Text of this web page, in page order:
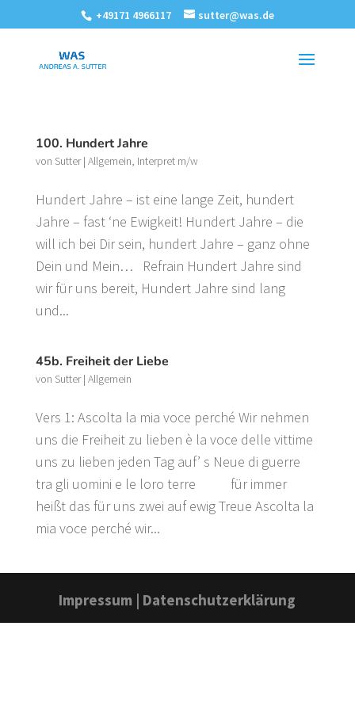
+49171 4966117 sutter@was.de
100. Hundert Jahre
von Sutter| Allgemein, Interpret m/w
Hundert Jahre – ist eine lange Zeit, hundert
Jahre – fast ‘ne Ewigkeit! Hundert Jahre – die
will ich bei Dir sein, hundert Jahre – ganz ohne
Dein und Mein… Refrain Hundert Jahre sind
wir für uns bereit, Hundert Jahre sind lang
und...
45b. Freiheit der Liebe
von Sutter| Allgemein
Vers 1: Ascolta la mia voce perché Wir nehmen
uns die Freiheit zu lieben è la voce delle vittime
uns zu lieben jeden Tag auf’ s Neue di guerre
tra gli uomini e le loro terre für immer
heißt das für uns zwei auf ewig Treue Ascolta la
mia voce perché wir...
Impressum | Datenschutzerklärung